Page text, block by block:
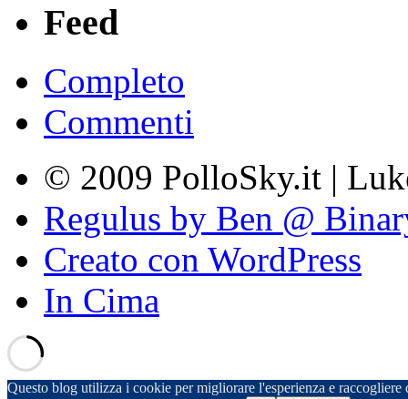
Feed
Completo
Commenti
© 2009 PolloSky.it |
Regulus by Ben @
Creato con WordPress
In Cima
Questo blog utilizza i cookie per migliorare l'esperienza e